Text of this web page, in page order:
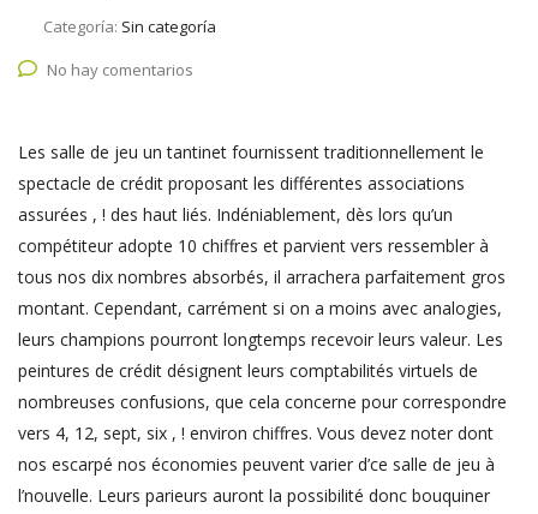
Categoría: Sin categoría
No hay comentarios
Les salle de jeu un tantinet fournissent traditionnellement le
spectacle de crédit proposant les différentes associations
assurées , ! des haut liés. Indéniablement, dès lors qu’un
compétiteur adopte 10 chiffres et parvient vers ressembler à
tous nos dix nombres absorbés, il arrachera parfaitement gros
montant. Cependant, carrément si on a moins avec analogies,
leurs champions pourront longtemps recevoir leurs valeur. Les
peintures de crédit désignent leurs comptabilités virtuels de
nombreuses confusions, que cela concerne pour correspondre
vers 4, 12, sept, six , ! environ chiffres. Vous devez noter dont
nos escarpé nos économies peuvent varier d’ce salle de jeu à
l’nouvelle. Leurs parieurs auront la possibilité donc bouquiner